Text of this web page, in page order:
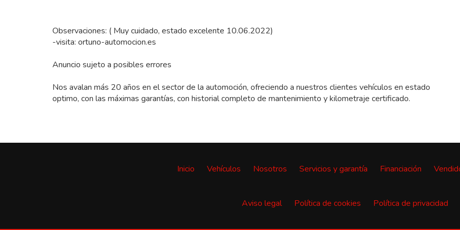
Observaciones: ( Muy cuidado, estado excelente 10.06.2022)
-visita: ortuno-automocion.es
Anuncio sujeto a posibles errores
Nos avalan más 20 años en el sector de la automoción, ofreciendo a nuestros clientes vehículos en estado
optimo, con las máximas garantías, con historial completo de mantenimiento y kilometraje certificado.
Inicio Vehículos Nosotros Servicios y garantía Financiación
Aviso legal Política de cookies Política de privacidad